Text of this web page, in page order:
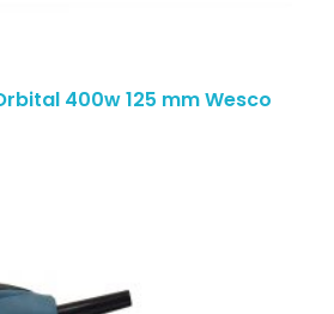
400w 125 mm Wesco